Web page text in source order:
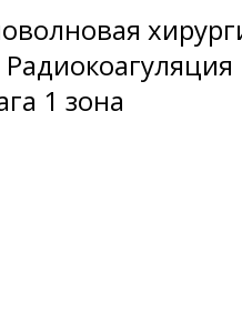
1 зона